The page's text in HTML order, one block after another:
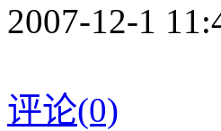
2007-12-1
评论(0)